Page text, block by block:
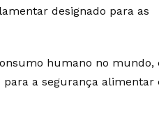
designado para as
humano no mundo,
a segurança alimentar